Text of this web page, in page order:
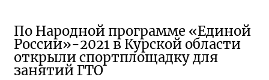
По Народной программе «Единой
России»-2021 в Курской области
открыли спортплощадку для
занятий ГТО